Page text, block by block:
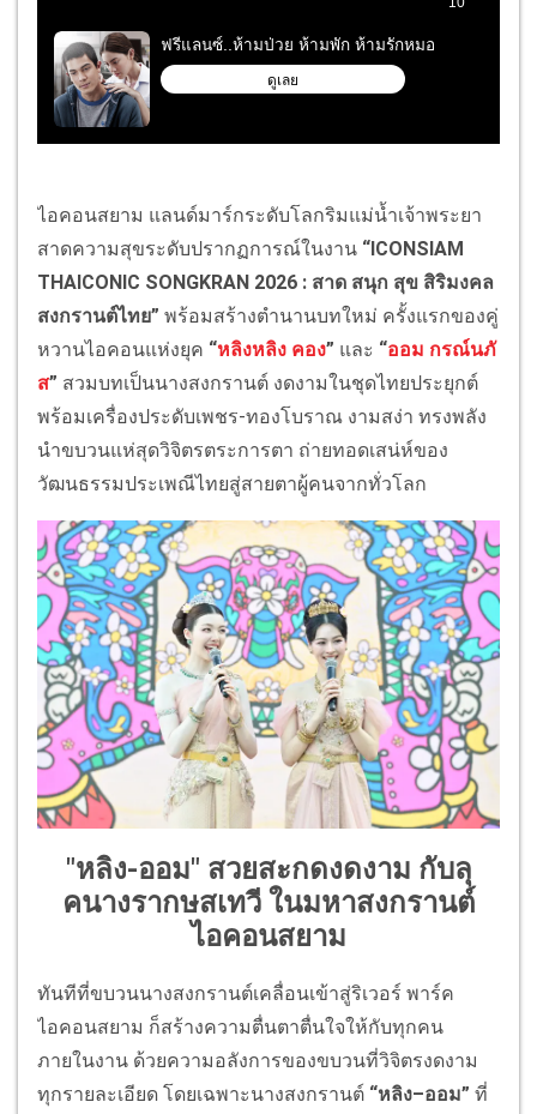
ไอคอนสยาม แลนด์มาร์กระดับโลกริมแม่น้ำเจ้าพระยา
สาดความสุขระดับปรากฏการณ์ในงาน “ICONSIAM
THAICONIC SONGKRAN 2026 : สาด สนุก สุข สิริมงคล
สงกรานต์ไทย” พร้อมสร้างตำนานบทใหม่ ครั้งแรกของคู่
หวานไอคอนแห่งยุค “หลิงหลิง คอง” และ “ออม กรณ์นภั
ส” สวมบทเป็นนางสงกรานต์ งดงามในชุดไทยประยุกต์
พร้อมเครื่องประดับเพชร-ทองโบราณ งามสง่า ทรงพลัง
นำขบวนแห่สุดวิจิตรตระการตา ถ่ายทอดเสน่ห์ของ
วัฒนธรรมประเพณีไทยสู่สายตาผู้คนจากทั่วโลก
"หลิง-ออม" สวยสะกดงดงาม กับลุ
คนางรากษสเทวี ในมหาสงกรานต์
ไอคอนสยาม
ทันทีที่ขบวนนางสงกรานต์เคลื่อนเข้าสู่ริเวอร์ พาร์ค
ไอคอนสยาม ก็สร้างความตื่นตาตื่นใจให้กับทุกคน
ภายในงาน ด้วยความอลังการของขบวนที่วิจิตรงดงาม
ทุกรายละเอียด โดยเฉพาะนางสงกรานต์ “หลิง–ออม” ที่